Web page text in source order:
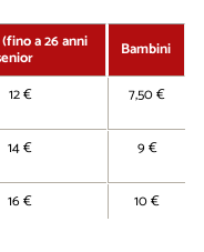
a 26 anni
Bambini
12 € 7,50 €
14 € 9 €
16 € 10 €